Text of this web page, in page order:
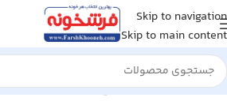
Skip to navigation
Skip to main content
خانه/محصول ویژگی طرح فرش/بدون کلاله